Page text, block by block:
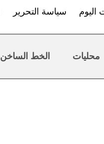
اليوم سياسة التحرير
محليات الخط الساخن